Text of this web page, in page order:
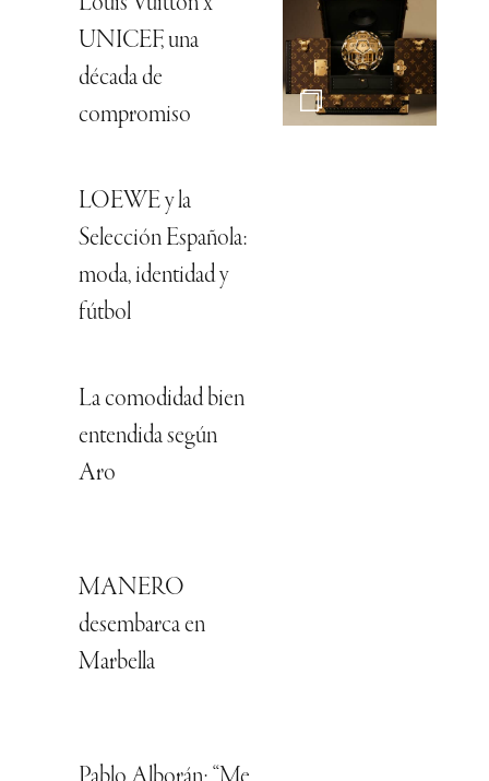
UNICEF, una
década de
compromiso
LOEWE y la
Selección Española:
moda, identidad y
fútbol
La comodidad bien
entendida según
Aro
MANERO
desembarca en
Marbella